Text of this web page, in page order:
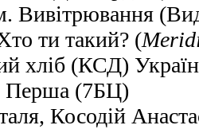
Вивітрювання
ти такий? (
хліб (КСД)
Перша (7БЦ)
Косодій